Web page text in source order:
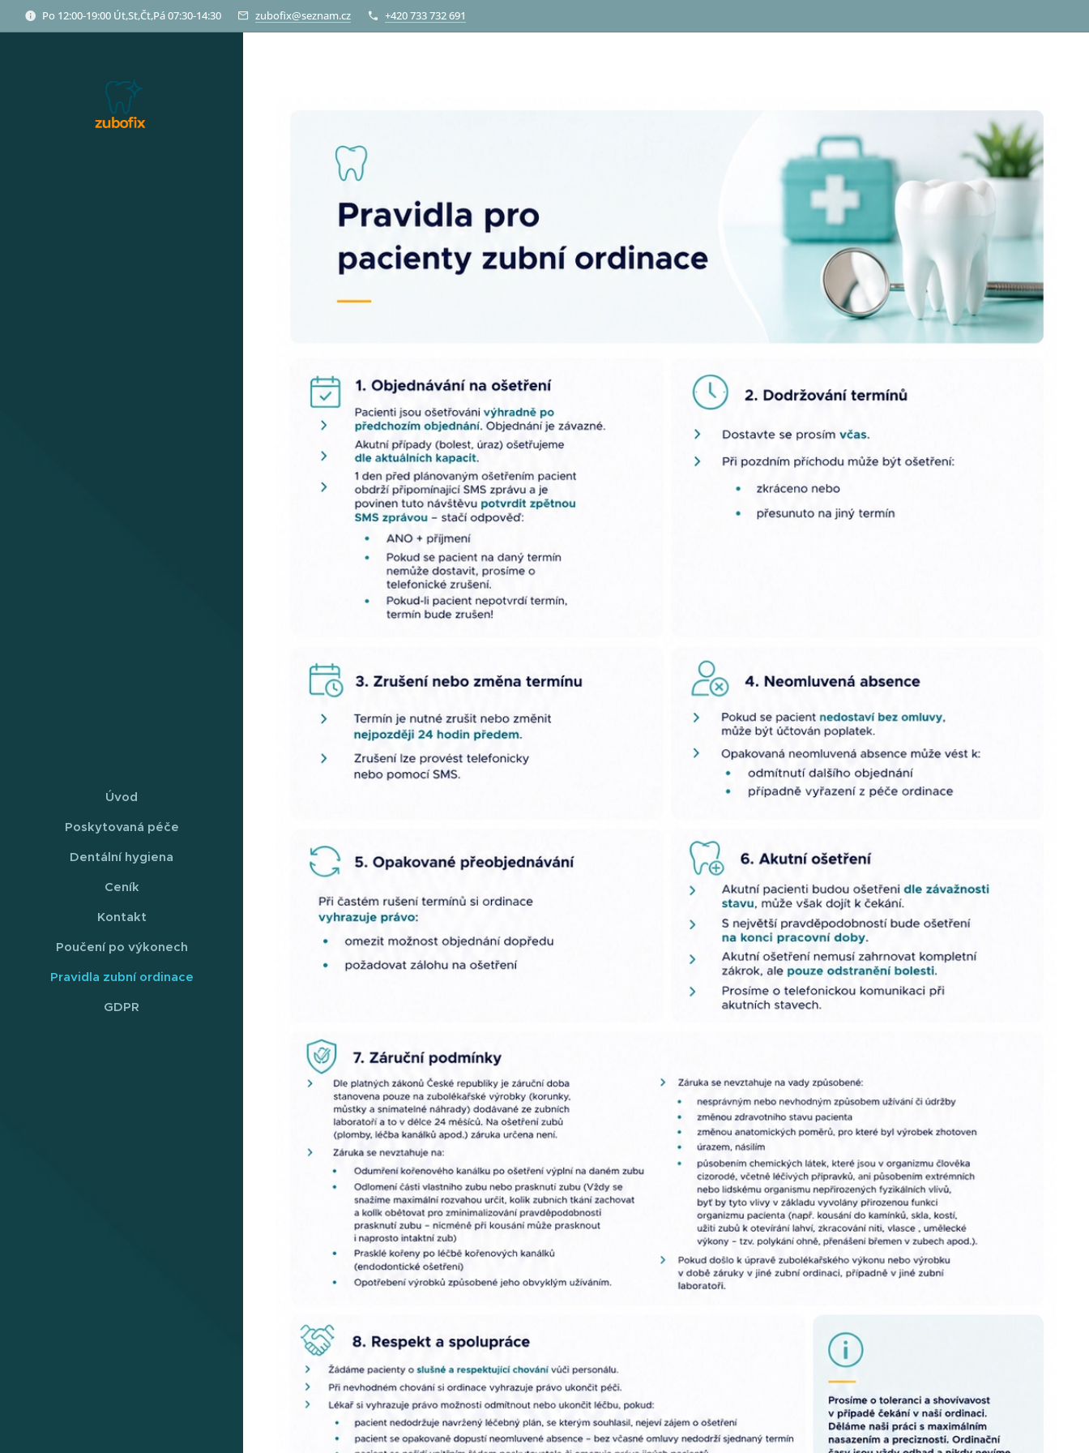
Po 12:00-19:00 Út,St,Čt,Pá 07:30-14:30 zubofix@seznam.cz +420 733 732 691
Úvod
Poskytovaná péče
Dentální hygiena
Ceník
Kontakt
Poučení po výkonech
Pravidla zubní ordinace
GDPR